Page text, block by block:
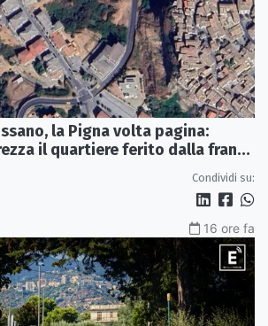
la Pigna volta pagina:
il quartiere ferito dalla frana
Condividi su:
16 ore fa